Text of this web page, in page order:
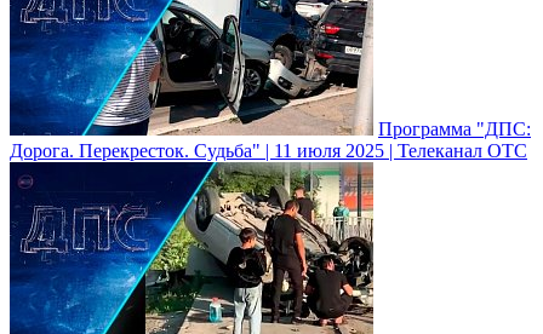
Программа "ДПС:
Дорога. Перекресток. Судьба" | 11 июля 2025 | Телеканал ОТС